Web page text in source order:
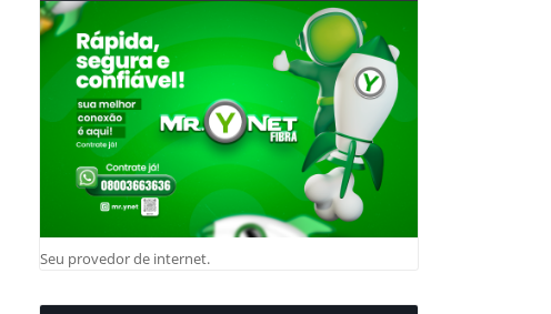
Seu provedor de internet.